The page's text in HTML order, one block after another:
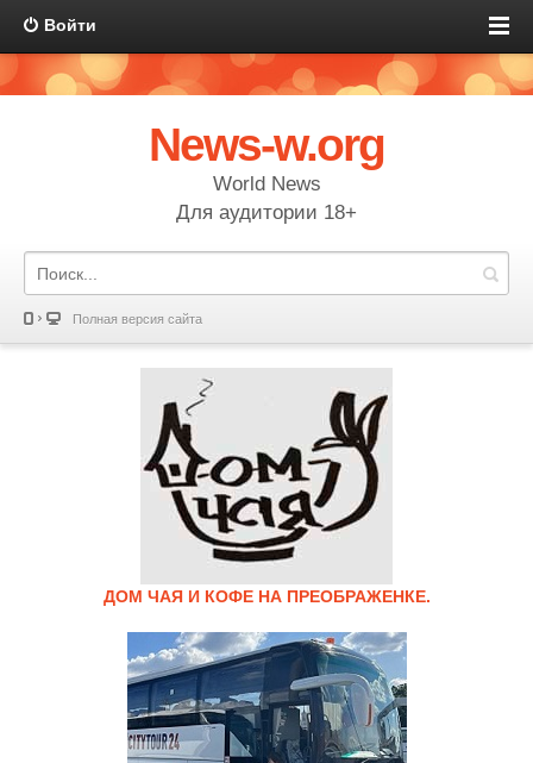
Войти
News-w.org
World News
Для аудитории 18+
Полная версия сайта
ДОМ ЧАЯ И КОФЕ НА ПРЕОБРАЖЕНКЕ.